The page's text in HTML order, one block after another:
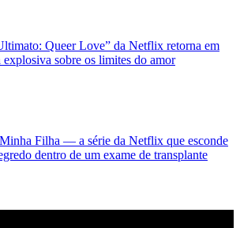
Queer Love” da Netflix retorna em
explosiva sobre os limites do amor
Filha — a série da Netflix que esconde
dentro de um exame de transplante